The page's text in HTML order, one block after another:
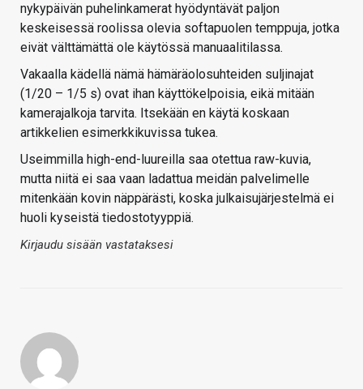
nykypäivän puhelinkamerat hyödyntävät paljon
keskeisessä roolissa olevia softapuolen temppuja, jotka
eivät välttämättä ole käytössä manuaalitilassa.
Vakaalla kädellä nämä hämäräolosuhteiden suljinajat
(1/20 – 1/5 s) ovat ihan käyttökelpoisia, eikä mitään
kamerajalkoja tarvita. Itsekään en käytä koskaan
artikkelien esimerkkikuvissa tukea.
Useimmilla high-end-luureilla saa otettua raw-kuvia,
mutta niitä ei saa vaan ladattua meidän palvelimelle
mitenkään kovin näppärästi, koska julkaisujärjestelmä ei
huoli kyseistä tiedostotyyppiä.
Kirjaudu sisään vastataksesi